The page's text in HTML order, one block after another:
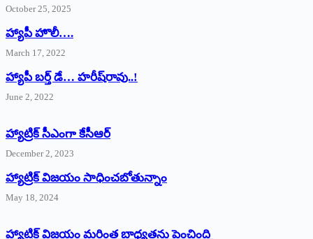
October 25, 2025
హ్యాపీ హొలీ….
March 17, 2022
హ్యాపీ బర్త్ ‌డే… హరీష్‌రావు..!
June 2, 2022
హ్యాట్రిక్‌ ‌సీఎంగా కేసీఆర్‌
December 2, 2023
హ్యాట్రిక్‌ విజయం సాధించబోతున్నాం
May 18, 2024
హ్యాట్రిక్ విజయం మరింత బాధ్యతను పెంచింది